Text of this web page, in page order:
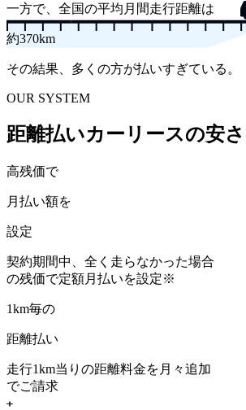
一方で、全国の平均月間走行距離は
約370km
その結果、多くの方が払いすぎている。
OUR SYSTEM
距離払いカーリースの安
高残価で
月払い額を
設定
契約期間中、 全く走らなかった場合
の残価で定額月払いを設定※
1km毎の
距離払い
走行1km当りの距離料金を月々追加
でご請求